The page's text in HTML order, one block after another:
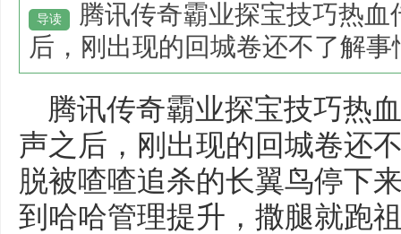
导读
腾讯传奇霸业探宝技巧热
后，刚出现的回城卷还不了解
腾讯传奇霸业探宝技巧热
声之后，刚出现的回城卷还
脱被喳喳追杀的长翼鸟停下
到哈哈管理提升，撒腿就跑